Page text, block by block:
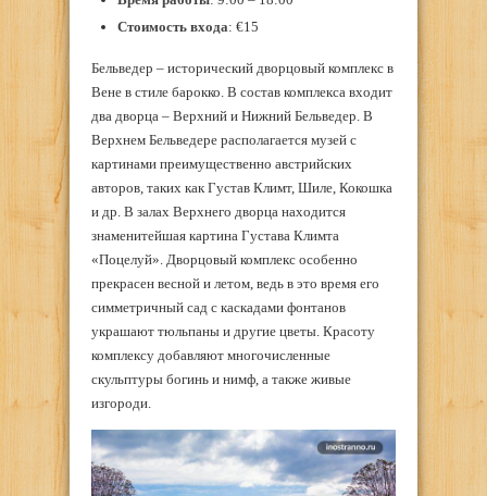
Стоимость входа: €15
Бельведер – исторический дворцовый комплекс в
Вене в стиле барокко. В состав комплекса входит
два дворца – Верхний и Нижний Бельведер. В
Верхнем Бельведере располагается музей с
картинами преимущественно австрийских
авторов, таких как Густав Климт, Шиле, Кокошка
и др. В залах Верхнего дворца находится
знаменитейшая картина Густава Климта
«Поцелуй». Дворцовый комплекс особенно
прекрасен весной и летом, ведь в это время его
симметричный сад с каскадами фонтанов
украшают тюльпаны и другие цветы. Красоту
комплексу добавляют многочисленные
скульптуры богинь и нимф, а также живые
изгороди.